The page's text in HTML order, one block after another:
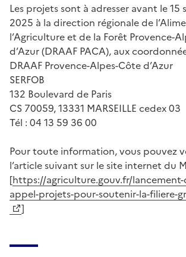
Les projets sont à adresser avant le 15
2025 à la direction régionale de
l’Agriculture et de la Forêt Provence-
d’Azur (DRAAF PACA), aux
DRAAF Provence-Alpes-Côte d’Azur
SERFOB
132 Boulevard de Paris
CS 70059, 13331 MARSEILLE cedex 03
Tél : 04 13 59 36 00
Pour toute information, vous pouvez
l’article suivant sur le site internet du
[https://agriculture.gouv.fr/
appel-projets-pour-soutenir-la-filiere-
]